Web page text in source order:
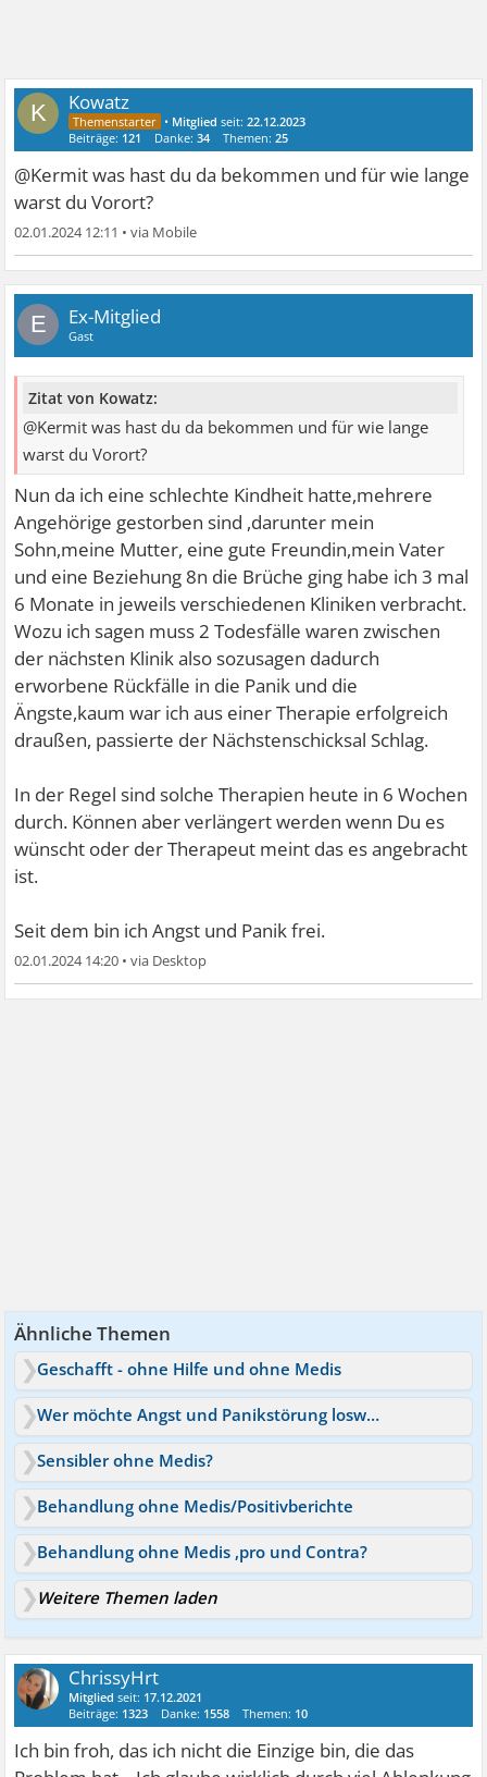
K Kowatz
• Mitglied seit:22.12.2023
Beiträge: 121 Danke:34 Themen:25
@Kermit was hast du da bekommen und für wie lange
warst du Vorort?
02.01.2024 12:11 •
E Ex-Mitglied
Gast
Zitat von Kowatz:
@Kermit was hast du da bekommen und für wie lange
warst du Vorort?
Nun da ich eine schlechte Kindheit hatte,mehrere
Angehörige gestorben sind ,darunter mein
Sohn,meine Mutter, eine gute Freundin,mein Vater
und eine Beziehung 8n die Brüche ging habe ich 3 mal
6 Monate in jeweils verschiedenen Kliniken verbracht.
Wozu ich sagen muss 2 Todesfälle waren zwischen
der nächsten Klinik also sozusagen dadurch
erworbene Rückfälle in die Panik und die
Ängste,kaum war ich aus einer Therapie erfolgreich
draußen, passierte der Nächstenschicksal Schlag.
In der Regel sind solche Therapien heute in 6 Wochen
durch. Können aber verlängert werden wenn Du es
wünscht oder der Therapeut meint das es angebracht
ist.
Seit dem bin ich Angst und Panik frei.
02.01.2024 14:20 •
Ähnliche Themen
Geschafft - ohne Hilfe und ohne Medis
Wer möchte Angst und Panikstörung loswerden?
Sensibler ohne Medis?
Behandlung ohne Medis/Positivberichte
Behandlung ohne Medis ,pro und Contra?
Weitere Themen laden
ChrissyHrt
Mitglied seit: 17.12.2021
Beiträge: 1323 Danke: 1558 Themen: 10
Ich bin froh, das ich nicht die Einzige bin, die das